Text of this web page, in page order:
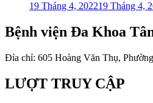
19 Tháng 4, 202219 Tháng 4,
Bệnh viện Đa Khoa
Đỉa chỉ: 605 Hoàng Văn Thụ,
LƯỢT TRUY CẬP